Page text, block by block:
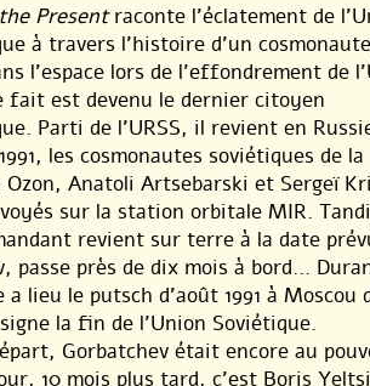
Presentraconte l’éclatement de
à travers l’histoire d’un
l’espace lors de l’effondrement de
fait est devenu le dernier citoyen
Parti de l’URSS, il revient en
les cosmonautes soviétiques de la
Ozon, Anatoli Artsebarski et Sergeï
sur la station orbitale MIR.
revient sur terre à la date
passe près de dix mois à bord...
a lieu le putsch d’août 1991 à Moscou
signe la fin de l’Union Soviétique.
Gorbatchev était encore au
10 mois plus tard, c’est Boris